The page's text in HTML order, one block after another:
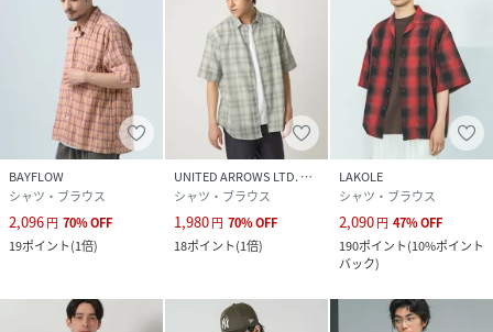
BAYFLOW
シャツ・ブラウス
2,096円 70%OFF
19ポイント(1倍)
UNITED ARROWS LTD. OUTLET
シャツ・ブラウス
1,980円 70%OFF
18ポイント(1倍)
LAKOLE
シャツ・ブラウス
2,090円 47%OFF
190ポイント(10%ポイント
バック)